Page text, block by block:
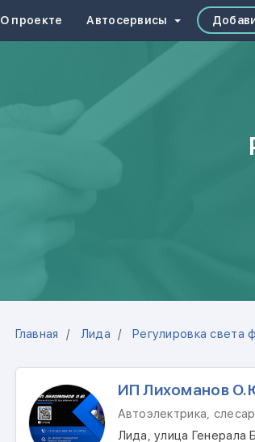
О проекте Автосервисы
Главная Лида Регулировка света
ИП Лихоманов
Автоэлектрика,
Лида, улица Генерала